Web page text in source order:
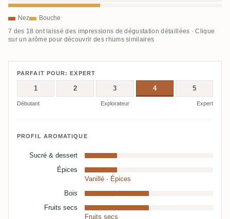
Nez Bouche
7 des 18 ont laissé des impressions de dégustation détaillées · Clique
sur un arôme pour découvrir des rhums similaires
PARFAIT POUR: EXPERT
1 2 3 4 5
Débutant Explorateur Expert
PROFIL AROMATIQUE
Sucré & dessert
Épices
Vanillé · Épices
Bois
Fruits secs
Fruits secs